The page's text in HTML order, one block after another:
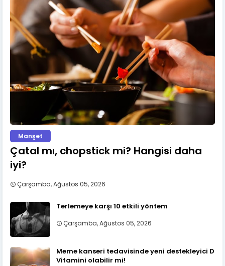
Manşet
Çatal mı, chopstick mi? Hangisi daha
iyi?
Çarşamba, Ağustos 05, 2026
Terlemeye karşı 10 etkili yöntem
Çarşamba, Ağustos 05, 2026
Meme kanseri tedavisinde yeni destekleyici D
Vitamini olabilir mi!